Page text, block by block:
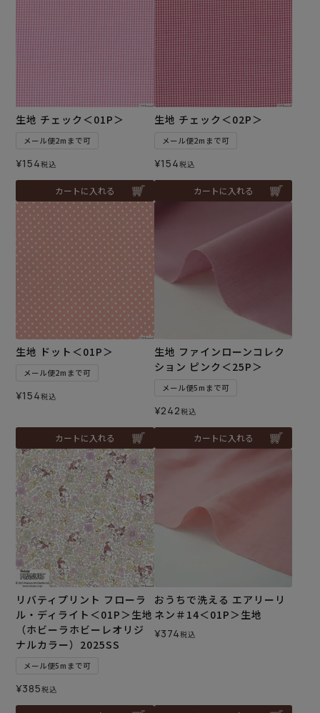
生地 チェック＜01P＞
メール便2mまで可
¥154税込
カートに入れる
生地 チェック＜02P＞
メール便2mまで可
¥154税込
カートに入れる
生地 ドット＜01P＞
メール便2mまで可
¥154税込
カートに入れる
生地 ファインローンコレク
ション ピンク＜25P＞
メール便5mまで可
¥242税込
カートに入れる
リバティプリント フローラ
ル・ディライト＜01P＞生地
（ホビーラホビーレオリジ
ナルカラー）2025SS
メール便5mまで可
¥385税込
おうちで洗える エアリーリ
ネン＃14＜01P＞生地
¥374税込